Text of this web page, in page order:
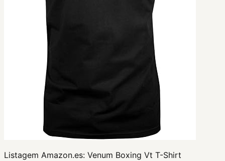
Listagem Amazon.es: Venum Boxing Vt T-Shirt